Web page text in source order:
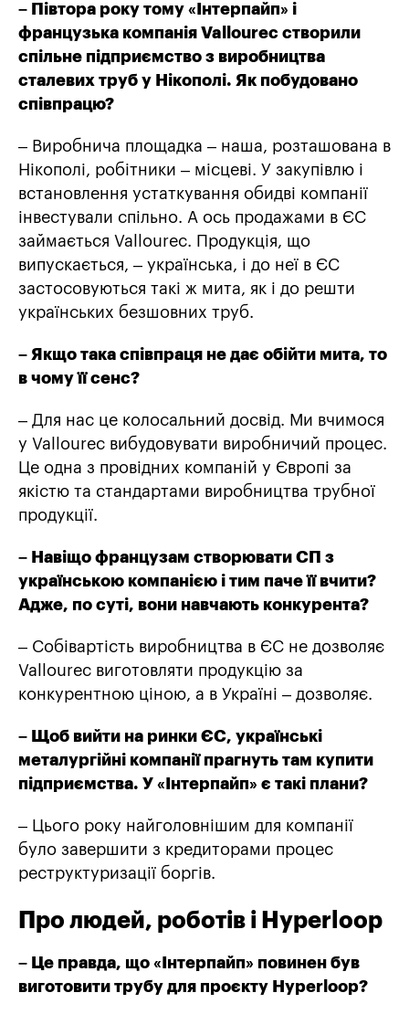
– Півтора року тому «Інтерпайп» і
французька компанія Vallourec створили
спільне підприємство з виробництва
сталевих труб у Нікополі. Як побудовано
співпрацю?
– Виробнича площадка – наша, розташована в
Нікополі, робітники – місцеві. У закупівлю і
встановлення устаткування обидві компанії
інвестували спільно. А ось продажами в ЄС
займається Vallourec. Продукція, що
випускається, – українська, і до неї в ЄС
застосовуються такі ж мита, як і до решти
українських безшовних труб.
– Якщо така співпраця не дає обійти мита, то
в чому її сенс?
– Для нас це колосальний досвід. Ми вчимося
у Vallourec вибудовувати виробничий процес.
Це одна з провідних компаній у Європі за
якістю та стандартами виробництва трубної
продукції.
– Навіщо французам створювати СП з
українською компанією і тим паче її вчити?
Адже, по суті, вони навчають конкурента?
– Собівартість виробництва в ЄС не дозволяє
Vallourec виготовляти продукцію за
конкурентною ціною, а в Україні – дозволяє.
– Щоб вийти на ринки ЄС, українські
металургійні компанії прагнуть там купити
підприємства. У «Інтерпайп» є такі плани?
– Цього року найголовнішим для компанії
було завершити з кредиторами процес
реструктуризації боргів.
Про людей, роботів і Hyperloop
– Це правда, що «Інтерпайп» повинен був
виготовити трубу для проєкту Hyperloop?